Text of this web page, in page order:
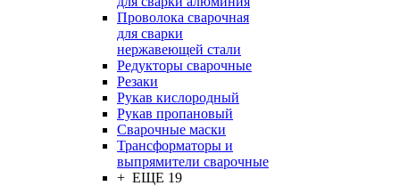
Проволока сварочная
для сварки
нержавеющей стали
Редукторы сварочные
Резаки
Рукав кислородный
Рукав пропановый
Сварочные маски
Трансформаторы и
выпрямители сварочные
+ ЕЩЕ 19